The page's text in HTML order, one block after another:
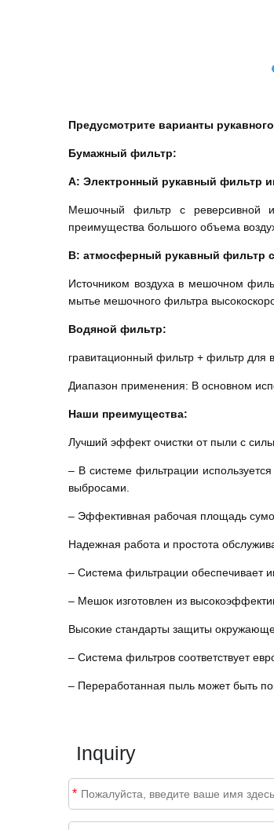
Предусмотрите варианты
Бумажный фильтр:
A: Электронный рукавный фильтр
Мешочный фильтр с реверсивной
преимущества большого объема
B: атмосферный рукавный фильтр
Источником воздуха в мешочном
мытье мешочного фильтра
Водяной фильтр:
гравитационный фильтр + фильтр для
Диапазон применения: В основном
Наши преимущества:
Лучший эффект очистки от пыли с
– В системе фильтрации
выбросами.
– Эффективная рабочая площадь
Надежная работа и простота
– Система фильтрации обеспечивает
– Мешок изготовлен из
Высокие стандарты защиты
– Система фильтров соответствует
– Переработанная пыль может быть
Inquiry
*